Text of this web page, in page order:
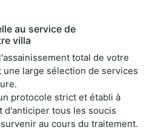
au service de
villa
total de votre
large sélection de services
protocole strict et établi à
d'anticiper tous les soucis
au cours du traitement.